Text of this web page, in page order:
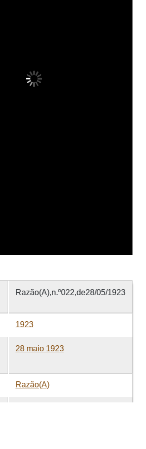
Razão(A),n.º022,de28/05/1923
1923
28 maio 1923
Razão(A)